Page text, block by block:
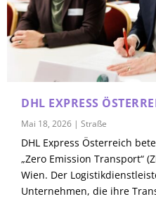
DHL EXPRESS
Mai 18, 2026 |Straße
DHL Express Österreich
„Zero Emission Transport“
Wien. Der
Unternehmen, die ihre